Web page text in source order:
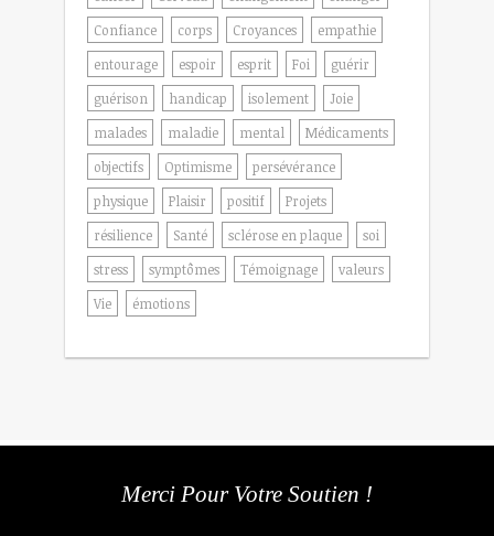
Confiance
corps Croyances
empathie
entourage
espoir esprit Foi
guérir
guérison
handicap isolement
Joie
malades
maladie mental
Médicaments
objectifs
Optimisme
persévérance
physique
Plaisir positif
Projets
résilience
Santé sclérose en plaque
soi
stress
symptômes Témoignage
valeurs
Vie
émotions
Merci Pour Votre Soutien !